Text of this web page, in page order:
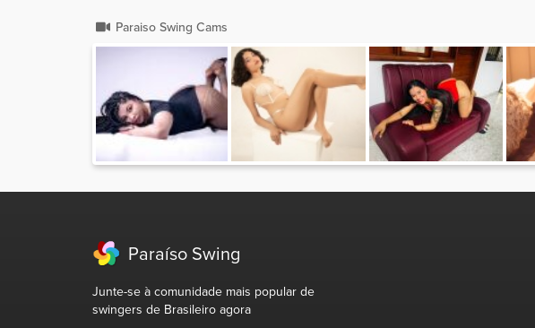
Paraiso Swing Cams
Paraíso Swing
Junte-se à comunidade mais popular de
swingers de Brasileiro agora